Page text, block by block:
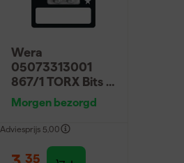
Wera
05073313001
867/1 TORX Bits -
TX10 x 25mm - 2-
pack
Morgen bezorgd
Adviesprijs 5,00
35